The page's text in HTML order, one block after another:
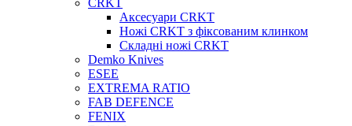
Аксесуари CRKT
Ножі CRKT з фіксованим клинком
Складні ножі CRKT
Demko Knives
ESEE
EXTREMA RATIO
FAB DEFENCE
FENIX